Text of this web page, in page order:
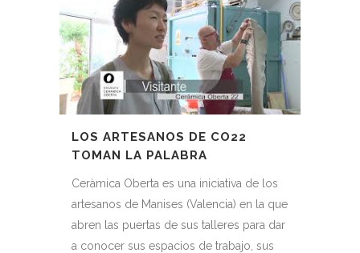
LOS ARTESANOS DE CO22
TOMAN LA PALABRA
Ceràmica Oberta es una iniciativa de los
artesanos de Manises (Valencia) en la que
abren las puertas de sus talleres para dar
a conocer sus espacios de trabajo, sus